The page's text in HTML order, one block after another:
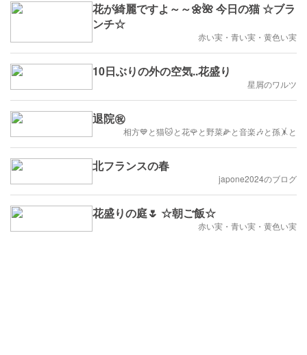
花が綺麗ですよ～～🌼🌺 今日の猫 ☆ブラ
ンチ☆
赤い実・青い実・黄色い実
10日ぶりの外の空気..花盛り
星屑のワルツ
退院㊗️
相方💙と猫🐱と花🌹と野菜🌽と音楽🎶と孫🤸と
北フランスの春
japone2024のブログ
花盛りの庭🌷 ☆朝ご飯☆
赤い実・青い実・黄色い実